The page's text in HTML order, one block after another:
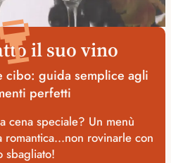
il suo vino
cibo: guida semplice agli
perfetti
cena speciale? Un menù
romantica...non rovinarle con
sbagliato!